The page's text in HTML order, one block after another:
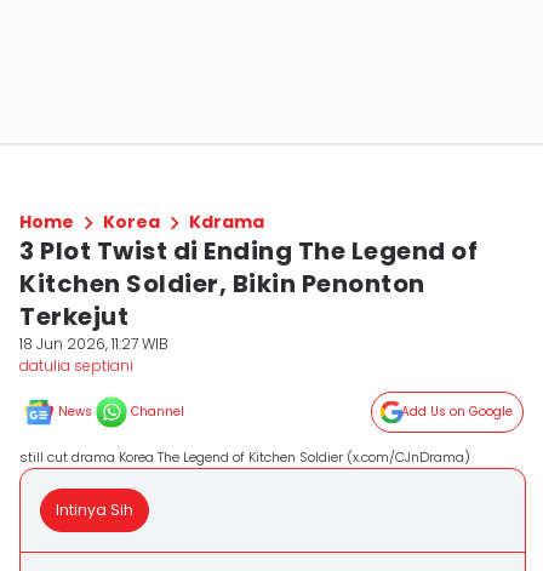
Home Korea Kdrama
3 Plot Twist di Ending The Legend of
Kitchen Soldier, Bikin Penonton
Terkejut
18 Jun 2026, 11:27 WIB
datulia septiani
News Channel Add Us on Google
still cut drama Korea The Legend of Kitchen Soldier (x.com/CJnDrama)
Intinya Sih